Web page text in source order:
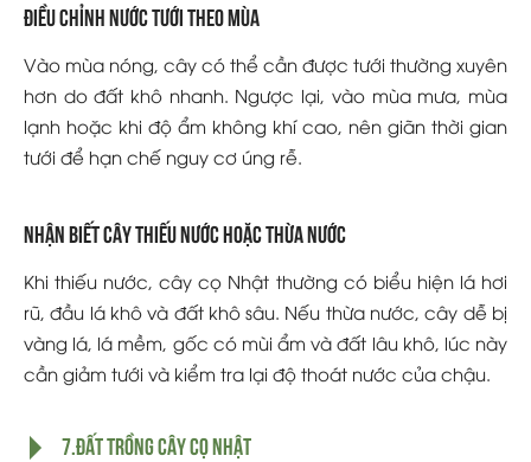
Điều chỉnh nước tưới theo mùa
Vào mùa nóng, cây có thể cần được tưới thường xuyên
hơn do đất khô nhanh. Ngược lại, vào mùa mưa, mùa
lạnh hoặc khi độ ẩm không khí cao, nên giãn thời gian
tưới để hạn chế nguy cơ úng rễ.
Nhận biết cây thiếu nước hoặc thừa nước
Khi thiếu nước, cây cọ Nhật thường có biểu hiện lá hơi
rũ, đầu lá khô và đất khô sâu. Nếu thừa nước, cây dễ bị
vàng lá, lá mềm, gốc có mùi ẩm và đất lâu khô, lúc này
cần giảm tưới và kiểm tra lại độ thoát nước của chậu.
7.Đất trồng cây cọ Nhật